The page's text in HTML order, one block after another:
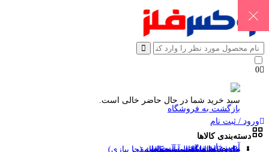
0
سبد خرید شما در حال حاضر خالی است.
بازگشت به فروشگاه
ورود / ثبت نام
دسته‌بندی کالاها
آشپزخانهجا ظرفی و آبچکان
سبد سیب زمینی پیاز (جا پیازی)
جا قاشقی و زیر قاشقی
جا دستمال و حوله
ابزار آلات آشپزی
تخته گوشت و غیره
سایر لوازم آشپزخانه خانه
سرویس بهداشتی و حمام
دکوری و تزئینات
ملزومات سفر